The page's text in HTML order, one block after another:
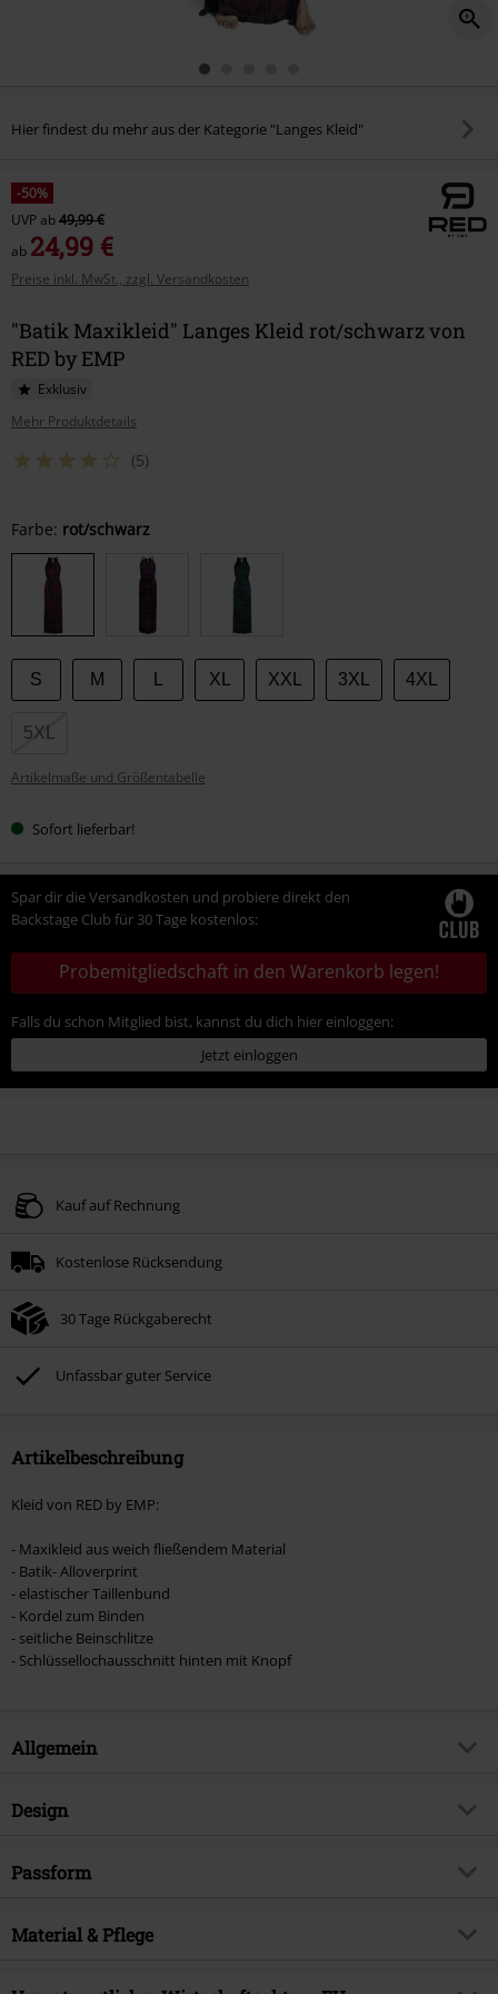
Hier findest du mehr aus der Kategorie "Langes Kleid"
-50%
UVPab49,99 €
ab 24,99 €
Preise inkl. MwSt., zzgl. Versandkosten
"Batik Maxikleid" Langes Kleid rot/schwarz von
RED by EMP
Exklusiv
Mehr Produktdetails
(5)
Wähle
deine
Größe
Farbe: rot/schwarz
S M XL XXL 3XL 4XL
5XL
Artikelmaße und Größentabelle
Sofort lieferbar!
Spar dir die Versandkosten und probiere direkt den
Backstage Club für 30 Tage kostenlos:
Probemitgliedschaft in den Warenkorb legen!
Falls du schon Mitglied bist, kannst du dich hier einloggen:
Jetzt einloggen
Kauf auf Rechnung
Kostenlose Rücksendung
30 Tage Rückgaberecht
Unfassbar guter Service
Artikelbeschreibung
Kleid von RED by EMP:
- Maxikleid aus weich fließendem Material
- Batik- Alloverprint
- elastischer Taillenbund
- Kordel zum Binden
- seitliche Beinschlitze
- Schlüssellochausschnitt hinten mit Knopf
Allgemein
Artikelnummer:
Brand
Produktthema
Basics, Streetwear, Strandkleider
Design
Produkt-Typ
Muster
Batik
Passform
Besonderheiten Passform
Gehschlitz, Elastische Taillennaht
Material & Pflege
Obermaterial
95% Viskose, 5% Elasthan